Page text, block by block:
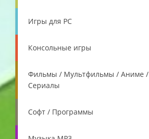
Игры для PC
Консольные игры
Фильмы / Мультфильмы / Аниме /
Сериалы
Софт / Программы